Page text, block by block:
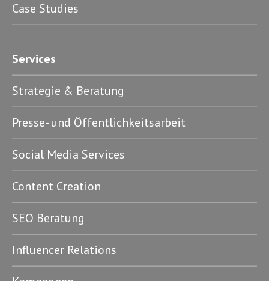
Case Studies
Services
Strategie & Beratung
Presse- und Öffentlichkeitsarbeit
Social Media Services
Content Creation
SEO Beratung
Influencer Relations